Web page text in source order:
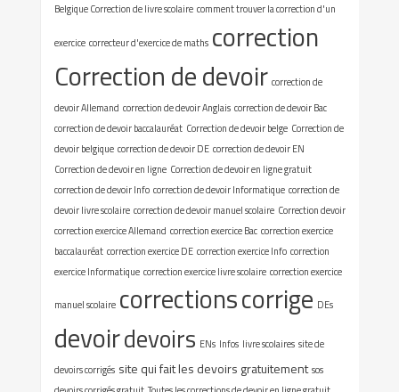
Belgique Correction de livre scolaire comment trouver la correction d'un
exercice correcteur d'exercice de maths correction
Correction de devoir correction de
devoir Allemand correction de devoir Anglais correction de devoir Bac
correction de devoir baccalauréat Correction de devoir belge Correction de
devoir belgique correction de devoir DE correction de devoir EN
Correction de devoir en ligne Correction de devoir en ligne gratuit
correction de devoir Info correction de devoir Informatique correction de
devoir livre scolaire correction de devoir manuel scolaire Correction devoir
correction exercice Allemand correction exercice Bac correction exercice
baccalauréat correction exercice DE correction exercice Info correction
exercice Informatique correction exercice livre scolaire correction exercice
manuel scolaire correctionscorrige DEs
devoirdevoirs ENs Infos livre scolaires site de
devoirs corrigés site qui fait les devoirs gratuitement sos